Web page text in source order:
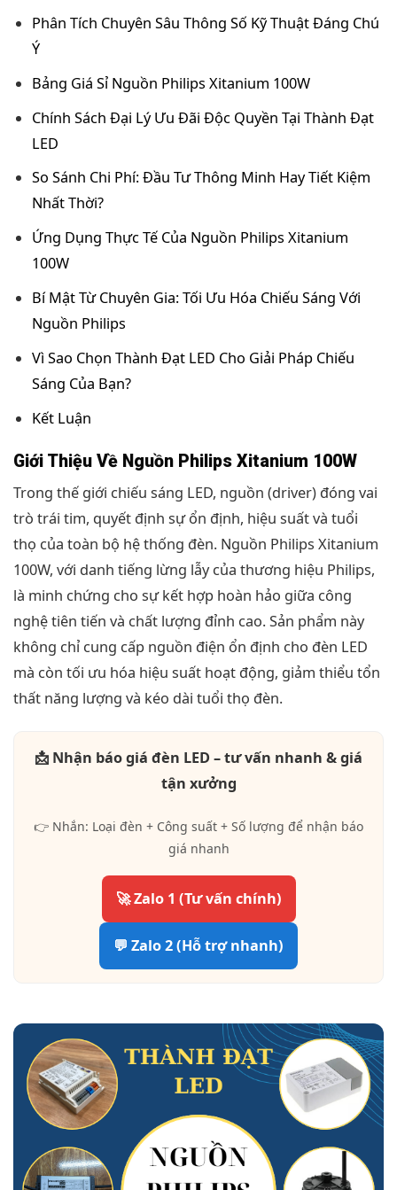
Phân Tích Chuyên Sâu Thông Số Kỹ Thuật Đáng Chú
Ý
Bảng Giá Sỉ Nguồn Philips Xitanium 100W
Chính Sách Đại Lý Ưu Đãi Độc Quyền Tại Thành Đạt
LED
So Sánh Chi Phí: Đầu Tư Thông Minh Hay Tiết Kiệm
Nhất Thời?
Ứng Dụng Thực Tế Của Nguồn Philips Xitanium
100W
Bí Mật Từ Chuyên Gia: Tối Ưu Hóa Chiếu Sáng Với
Nguồn Philips
Vì Sao Chọn Thành Đạt LED Cho Giải Pháp Chiếu
Sáng Của Bạn?
Kết Luận
Giới Thiệu Về Nguồn Philips Xitanium 100W
Trong thế giới chiếu sáng LED, nguồn (driver) đóng vai
trò trái tim, quyết định sự ổn định, hiệu suất và tuổi
thọ của toàn bộ hệ thống đèn. Nguồn Philips Xitanium
100W, với danh tiếng lừng lẫy của thương hiệu Philips,
là minh chứng cho sự kết hợp hoàn hảo giữa công
nghệ tiên tiến và chất lượng đỉnh cao. Sản phẩm này
không chỉ cung cấp nguồn điện ổn định cho đèn LED
mà còn tối ưu hóa hiệu suất hoạt động, giảm thiểu tổn
thất năng lượng và kéo dài tuổi thọ đèn.
📩 Nhận báo giá đèn LED – tư vấn nhanh & giá
tận xưởng
👉 Nhắn: Loại đèn + Công suất + Số lượng để nhận báo
giá nhanh
🚀 Zalo 1 (Tư vấn chính)
💬 Zalo 2 (Hỗ trợ nhanh)